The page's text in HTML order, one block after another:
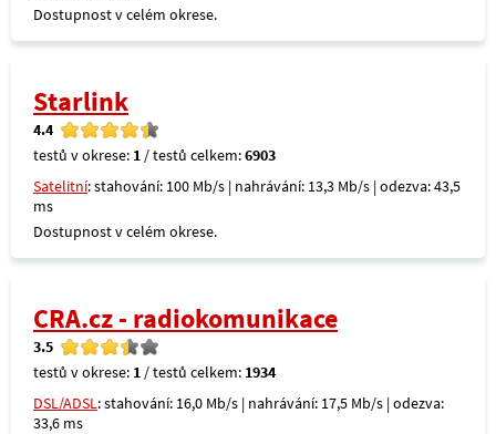
Dostupnost v celém okrese.
Starlink
4.4
testů v okrese: 1 / testů celkem:6903
Satelitní: stahování: 100 Mb/s | nahrávání: 13,3 Mb/s | odezva: 43,5
ms
Dostupnost v celém okrese.
CRA.cz - radiokomunikace
3.5
testů v okrese: 1 / testů celkem: 1934
DSL/ADSL: stahování: 16,0 Mb/s | nahrávání: 17,5 Mb/s | odezva:
33,6 ms